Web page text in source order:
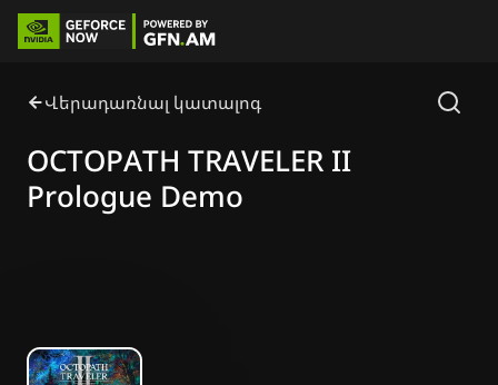
Վերադառնալ կատալոգ
OCTOPATH TRAVELER II
Prologue Demo